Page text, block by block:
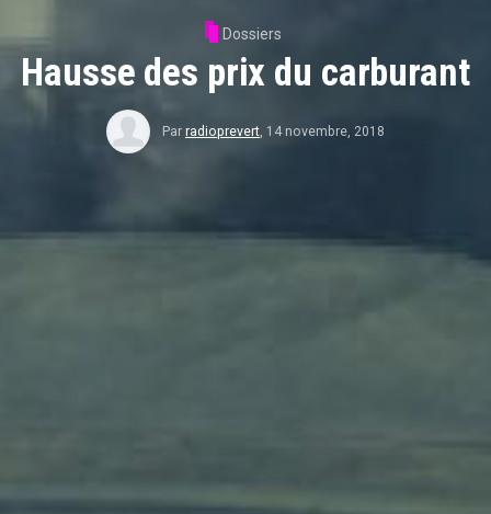
Dossiers
Hausse des prix du carburant
Par radioprevert, 14 novembre, 2018